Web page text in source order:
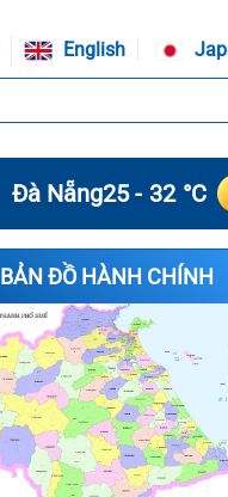
English
Đà Nẵng25 - 32 °C
BẢN ĐỒ HÀNH CHÍNH